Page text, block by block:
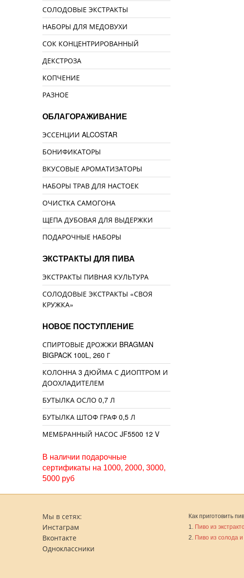
СОЛОДОВЫЕ ЭКСТРАКТЫ
НАБОРЫ ДЛЯ МЕДОВУХИ
СОК КОНЦЕНТРИРОВАННЫЙ
ДЕКСТРОЗА
КОПЧЕНИЕ
РАЗНОЕ
ОБЛАГОРАЖИВАНИЕ
ЭССЕНЦИИ ALCOSTAR
БОНИФИКАТОРЫ
ВКУСОВЫЕ АРОМАТИЗАТОРЫ
НАБОРЫ ТРАВ ДЛЯ НАСТОЕК
ОЧИСТКА САМОГОНА
ЩЕПА ДУБОВАЯ ДЛЯ ВЫДЕРЖКИ
ПОДАРОЧНЫЕ НАБОРЫ
ЭКСТРАКТЫ ДЛЯ ПИВА
ЭКСТРАКТЫ ПИВНАЯ КУЛЬТУРА
СОЛОДОВЫЕ ЭКСТРАКТЫ «СВОЯ
КРУЖКА»
НОВОЕ ПОСТУПЛЕНИЕ
СПИРТОВЫЕ ДРОЖЖИ BRAGMAN
BIGPACK 100L, 260 Г
КОЛОННА 3 ДЮЙМА С ДИОПТРОМ И
ДООХЛАДИТЕЛЕМ
БУТЫЛКА ОСЛО 0,7 Л
БУТЫЛКА ШТОФ ГРАФ 0,5 Л
МЕМБРАННЫЙ НАСОС JF5500 12 V
В наличии подарочные
сертификаты на 1000, 2000, 3000,
5000 руб
Мы в сетях:
Инстаграм
Вконтакте
Одноклассники
Как приготовить
1. Пиво из
2. Пиво из солода